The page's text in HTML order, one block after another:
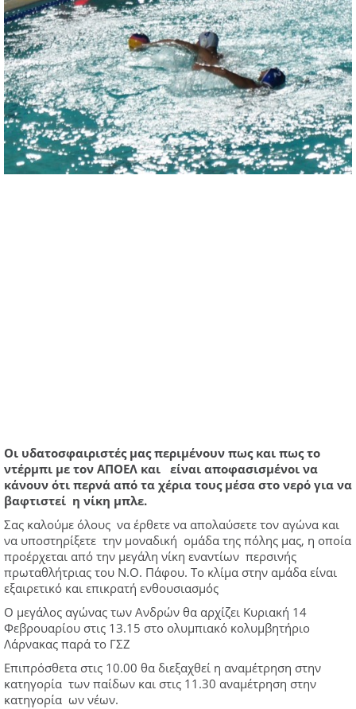
Oι υδατοσφαιριστές μας περιμένουν πως και πως το
ντέρμπι με τον ΑΠΟΕΛ και είναι αποφασισμένοι να
κάνουν ότι περνά από τα χέρια τους μέσα στο νερό για να
βαφτιστεί η νίκη μπλε.
Σας καλούμε όλους να έρθετε να απολαύσετε τον αγώνα και
να υποστηρίξετε την μοναδική ομάδα της πόλης μας, η οποία
προέρχεται από την μεγάλη νίκη εναντίων περσινής
πρωταθλήτριας του Ν.Ο. Πάφου. Το κλίμα στην αμάδα είναι
εξαιρετικό και επικρατή ενθουσιασμός
Ο μεγάλος αγώνας των Ανδρών θα αρχίζει Κυριακή 14
Φεβρουαρίου στις 13.15 στο ολυμπιακό κολυμβητήριο
Λάρνακας παρά το ΓΣΖ
Επιπρόσθετα στις 10.00 θα διεξαχθεί η αναμέτρηση στην
κατηγορία των παίδων και στις 11.30 αναμέτρηση στην
κατηγορία ων νέων.